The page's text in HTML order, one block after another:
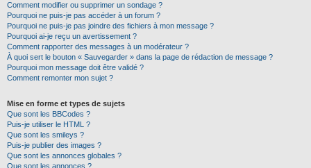
Comment modifier ou supprimer un sondage ?
Pourquoi ne puis-je pas accéder à un forum ?
Pourquoi ne puis-je pas joindre des fichiers à mon message ?
Pourquoi ai-je reçu un avertissement ?
Comment rapporter des messages à un modérateur ?
À quoi sert le bouton « Sauvegarder » dans la page de rédaction de message ?
Pourquoi mon message doit être validé ?
Comment remonter mon sujet ?
Mise en forme et types de sujets
Que sont les BBCodes ?
Puis-je utiliser le HTML ?
Que sont les smileys ?
Puis-je publier des images ?
Que sont les annonces globales ?
Que sont les annonces ?